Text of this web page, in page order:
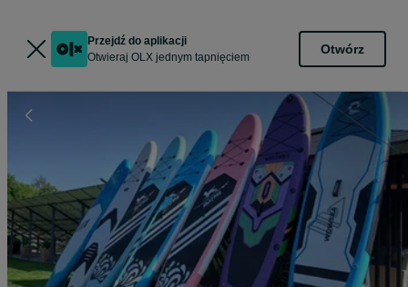
Przejdź do aplikacji
Otwieraj OLX jednym tapnięciem
Otwórz